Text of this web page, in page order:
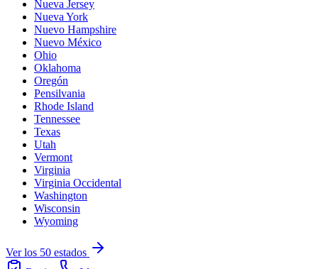
Nueva Jersey
Nueva York
Nuevo Hampshire
Nuevo México
Ohio
Oklahoma
Oregón
Pensilvania
Rhode Island
Tennessee
Texas
Utah
Vermont
Virginia
Virginia Occidental
Washington
Wisconsin
Wyoming
Ver los 50 estados